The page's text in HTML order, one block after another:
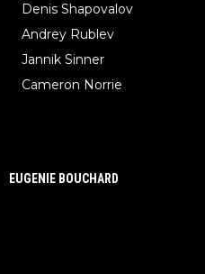
Denis Shapovalov
Andrey Rublev
Jannik Sinner
Cameron Norrie
EUGENIE BOUCHARD